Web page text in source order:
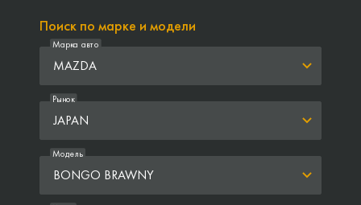
Поиск по марке и модели
MAZDA
Марка авто
JAPAN
Рынок
BONGO BRAWNY
Модель